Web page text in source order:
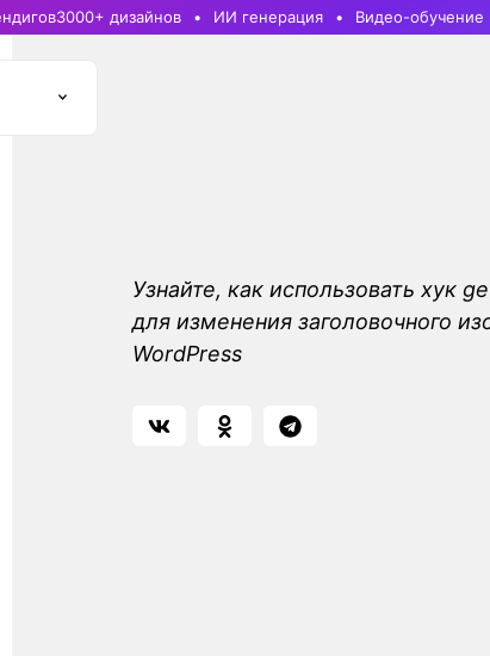
3000+ дизайнов ИИ генерация Видео-обучение
Узнайте, как использовать хук
для изменения заголовочного
WordPress